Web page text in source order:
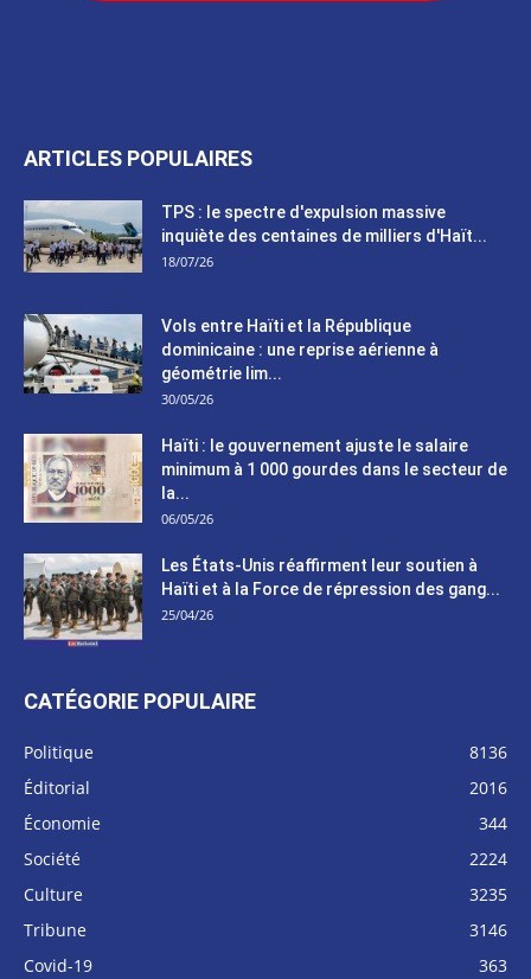
ARTICLES POPULAIRES
TPS : le spectre d'expulsion massive
inquiète des centaines de milliers d'Haït...
18/07/26
Vols entre Haïti et la République
dominicaine : une reprise aérienne à
géométrie lim...
30/05/26
Haïti : le gouvernement ajuste le salaire
minimum à 1 000 gourdes dans le secteur de
la...
06/05/26
Les États-Unis réaffirment leur soutien à
Haïti et à la Force de répression des gang...
25/04/26
CATÉGORIE POPULAIRE
Politique
8136
Éditorial
2016
Économie
344
Société
2224
Culture
3235
Tribune
3146
Covid-19
363